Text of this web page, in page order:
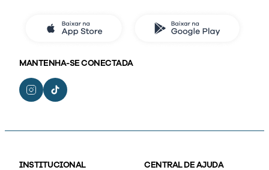
MANTENHA-SE CONECTADA
INSTITUCIONAL CENTRAL DE AJUDA